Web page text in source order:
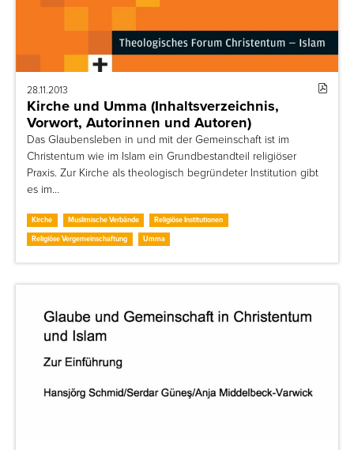
28.11.2013
Kirche und Umma (Inhaltsverzeichnis,
Vorwort, Autorinnen und Autoren)
Das Glaubensleben in und mit der Gemeinschaft ist im
Christentum wie im Islam ein Grundbestandteil religiöser
Praxis. Zur Kirche als theologisch begründeter Institution gibt
es im…
Kirche Muslimische Verbände
Religiöse Institutionen
Religiöse Vergemeinschaftung
Umma